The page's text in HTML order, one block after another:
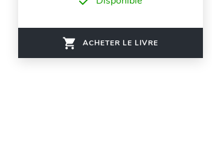
ACHETER LE LIVRE